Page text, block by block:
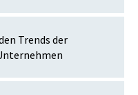
Trends der